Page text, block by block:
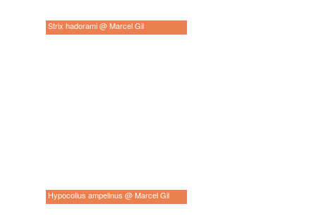
Strix hadorami @ Marcel Gil
Hypocolius ampelinus @ Marcel Gil